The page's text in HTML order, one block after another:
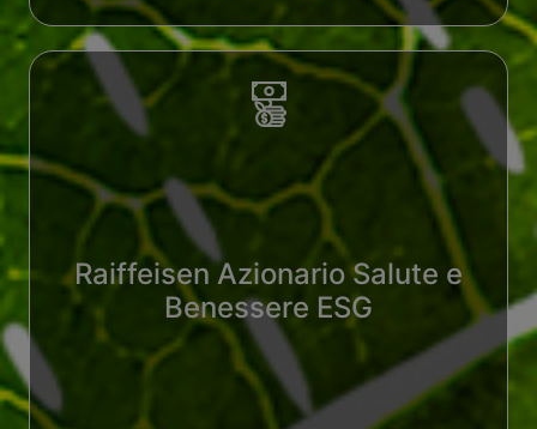
Raiffeisen Azionario Salute e
Benessere ESG